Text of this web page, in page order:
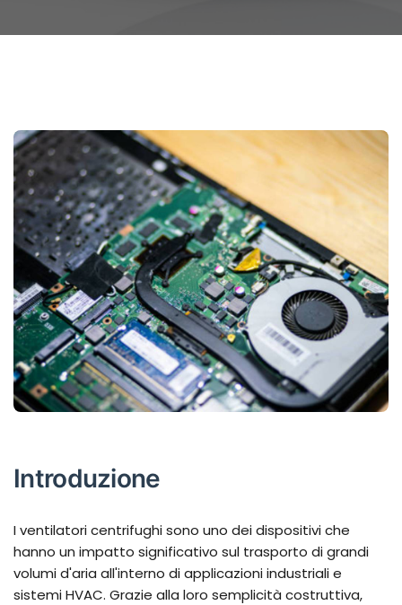
Introduzione
I ventilatori centrifughi sono uno dei dispositivi che
hanno un impatto significativo sul trasporto di grandi
volumi d'aria all'interno di applicazioni industriali e
sistemi HVAC. Grazie alla loro semplicità costruttiva,